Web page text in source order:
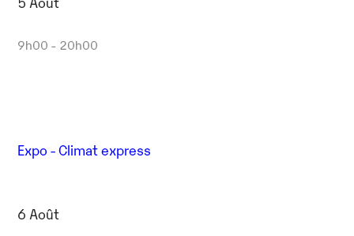
9h00 - 20h00
Expo - Climat express
6 Août